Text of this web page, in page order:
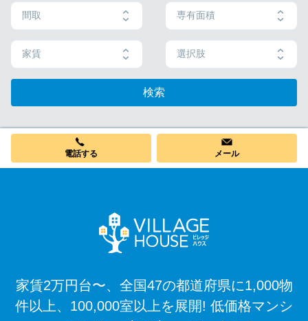
間取 専有面積
家賃 選択肢
検索
電話する メール
家賃2万円台〜、全国47の都道府県に1,000物
件以上、100,000室以上を展開! 低価格マンシ